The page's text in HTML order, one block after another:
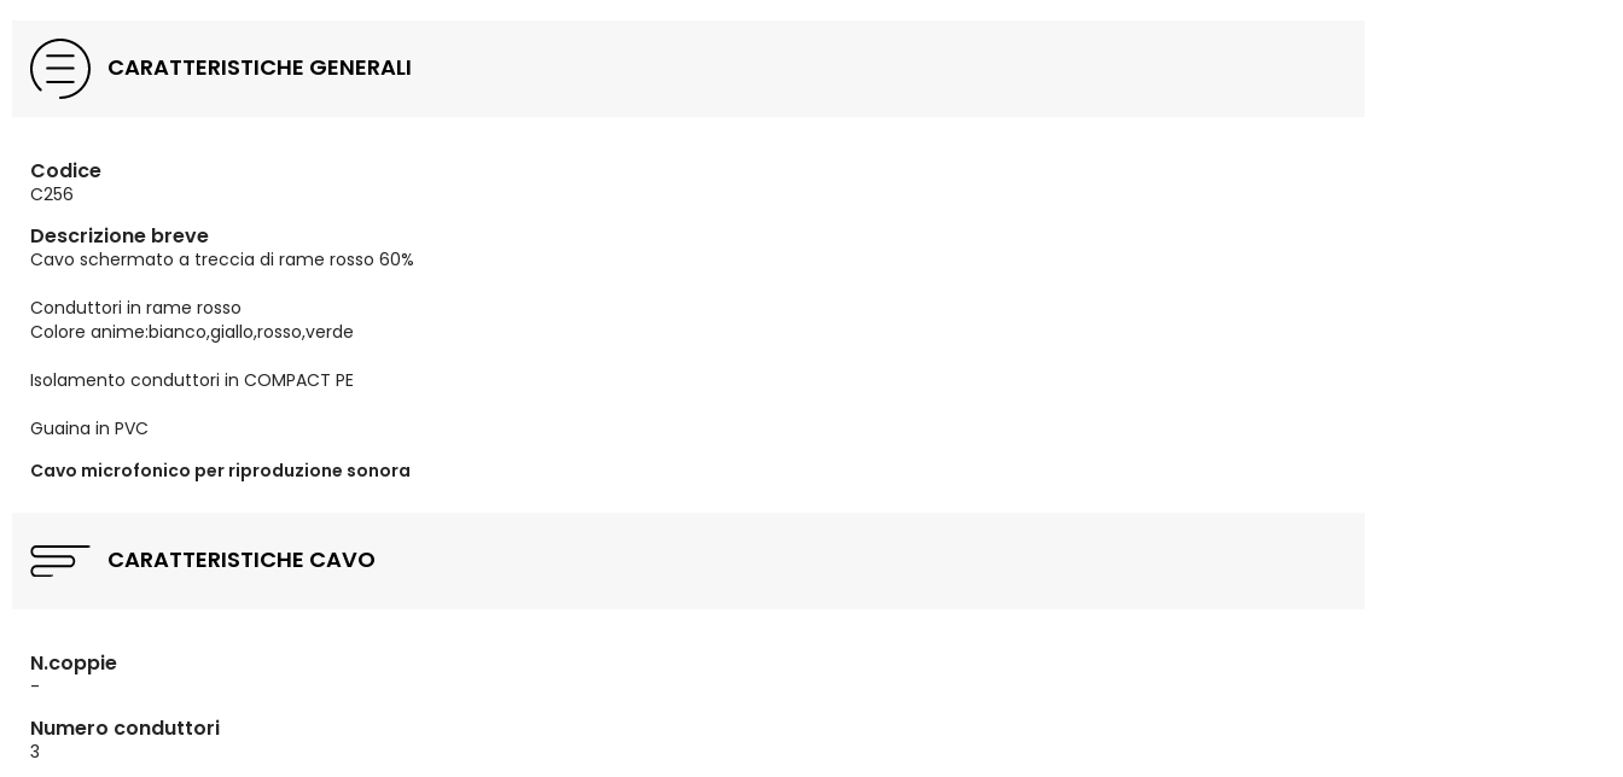
CARATTERISTICHE GENERALI
Codice
C256
Descrizione breve
Cavo schermato a treccia di rame rosso 60%
Conduttori in rame rosso
Colore anime:bianco,giallo,rosso,verde
Isolamento conduttori in COMPACT PE
Guaina in PVC
Cavo microfonico per riproduzione sonora
CARATTERISTICHE CAVO
N.coppie
-
Numero conduttori
3